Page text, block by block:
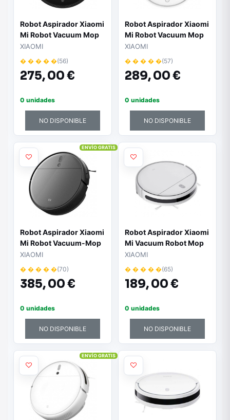
Robot Aspirador Xiaomi
Mi Robot Vacuum Mop
P/ Friegasuelos/ control
XIAOMI
� � � � �(56)
275,00 €
0 unidades
NO DISPONIBLE
Robot Aspirador Xiaomi
Mi Robot Vacuum Mop
P/ Friegasuelos/ control
por WiFi/ Blanco
XIAOMI
� � � � �(57)
289,00 €
0 unidades
NO DISPONIBLE
Robot Aspirador Xiaomi
Mi Robot Vacuum-Mop
2 Pro+/ Friegasuelos/
control por WiFi
XIAOMI
� � � � �(70)
385,00 €
0 unidades
NO DISPONIBLE
ENVÍO GRATIS
Robot Aspirador Xiaomi
Mi Vacuum Robot Mop
Essential/ Friegasuelos/
Autonomía 90 Min/
control por WiFi
XIAOMI
� � � � �(65)
189,00 €
0 unidades
NO DISPONIBLE
ENVÍO GRATIS